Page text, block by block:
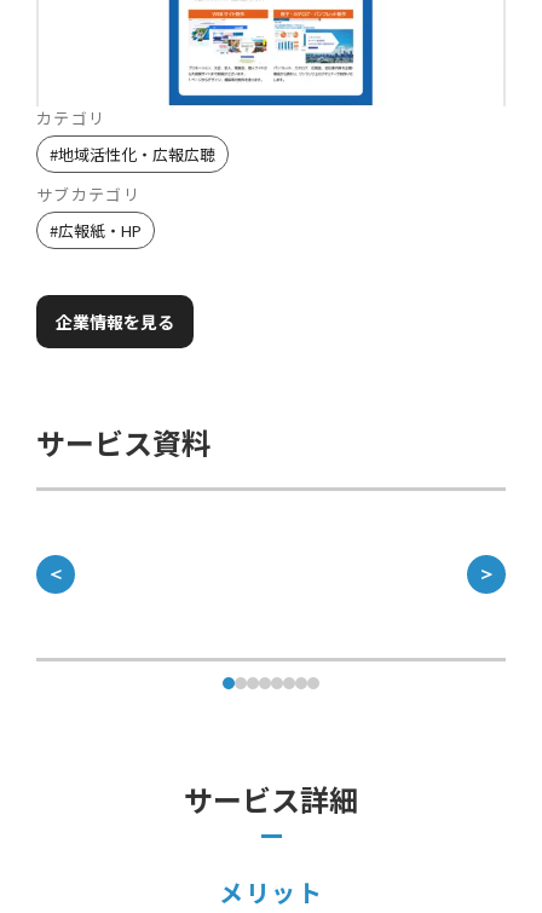
カテゴリ
#地域活性化・広報広聴
サブカテゴリ
#広報紙・HP
企業情報を見る
サービス資料
＜ ＞
サービス詳細
メリット